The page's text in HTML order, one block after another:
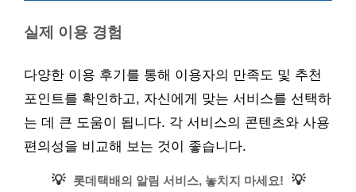
실제 이용 경험
다양한 이용 후기를 통해 이용자의 만족도 및 추천
포인트를 확인하고, 자신에게 맞는 서비스를 선택하
는 데 큰 도움이 됩니다. 각 서비스의 콘텐츠와 사용
편의성을 비교해 보는 것이 좋습니다.
💡 롯데택배의 알림 서비스, 놓치지 마세요! 💡